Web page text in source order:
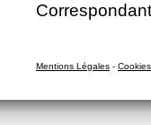
Mentions Légales - Cookies